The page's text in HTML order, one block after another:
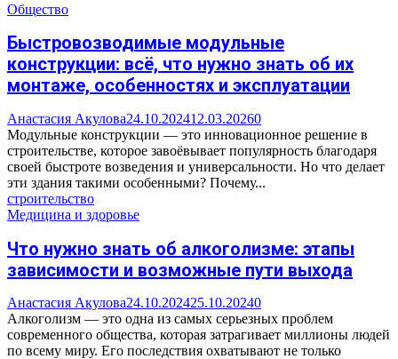
Общество
Быстровозводимые модульные
конструкции: всё, что нужно знать об их
монтаже, особенностях и эксплуатации
Анастасия Акулова24.10.202412.03.20260
Модульные конструкции — это инновационное решение в
строительстве, которое завоёвывает популярность благодаря
своей быстроте возведения и универсальности. Но что делает
эти здания такими особенными? Почему...
строительство
Медицина и здоровье
Что нужно знать об алкоголизме: этапы
зависимости и возможные пути выхода
Анастасия Акулова24.10.202425.10.20240
Алкоголизм — это одна из самых серьезных проблем
современного общества, которая затрагивает миллионы людей
по всему миру. Его последствия охватывают не только